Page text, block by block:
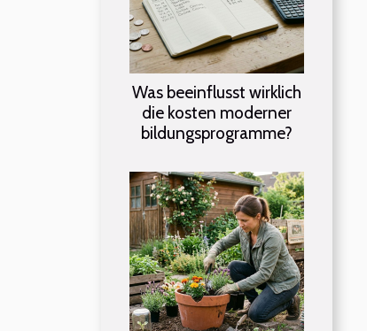
Was beeinflusst wirklich
die kosten moderner
bildungsprogramme?